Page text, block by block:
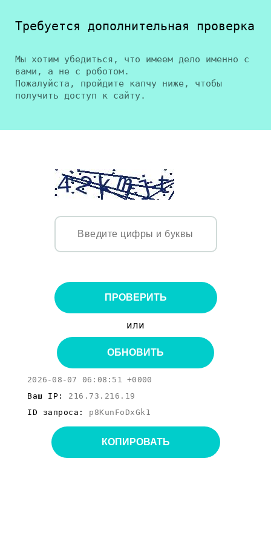
Требуется дополнительная проверка
Мы хотим убедиться, что имеем дело именно с
вами, а не с роботом.
Пожалуйста, пройдите капчу ниже, чтобы
получить доступ к сайту.
ПРОВЕРИТЬ
или
ОБНОВИТЬ
2026-08-07 06:08:51 +0000
Ваш IP: 216.73.216.19
ID запроса: p8KunFoDxGk1
КОПИРОВАТЬ